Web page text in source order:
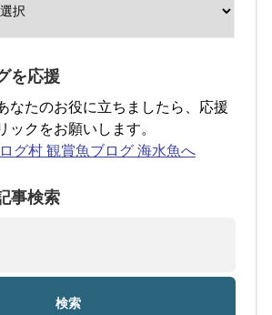
を応援
なたのお役に立ちましたら、応援
ックをお願いします。
事検索